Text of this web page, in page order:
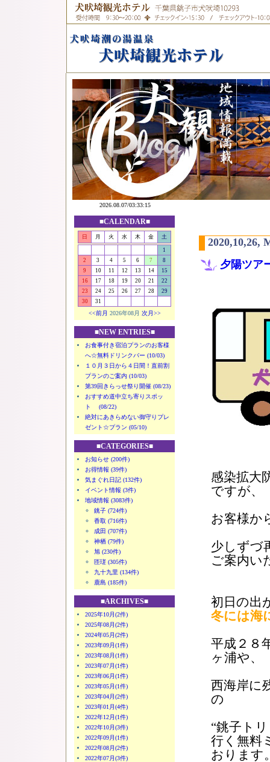
■CALENDAR■
日 月 火 水 木 金 土
1
2
3 4 5 6 7
8
9
10 11 12 13 14
15
16
17 18 19 20 21
22
23
24 25 26 27 28
29
30
31
<<前月 2026年08月 次月>>
■NEW ENTRIES■
お食事付き宿泊プランのお客様
へ☆無料ドリンクバー (10/03)
１０月３日から４日間！直前割
プランのご案内 (10/03)
第39回きらっせ祭り開催 (08/23)
おすすめ道中立ち寄りスポッ
ト (08/22)
絶対にあきらめない御守りプレ
ゼント☆プラン (05/10)
■CATEGORIES■
お知らせ (200件)
お得情報 (39件)
気まぐれ日記 (132件)
イベント情報 (3件)
地域情報 (3083件)
銚子 (724件)
香取 (716件)
成田 (707件)
神栖 (79件)
旭 (230件)
匝瑳 (305件)
九十九里 (134件)
鹿島 (185件)
■ARCHIVES■
2025年10月(2件)
2025年08月(2件)
2024年05月(2件)
2023年09月(1件)
2023年08月(1件)
2023年07月(1件)
2023年06月(1件)
2023年05月(1件)
2023年04月(2件)
2023年01月(4件)
2022年12月(1件)
2022年10月(3件)
2022年09月(1件)
2022年08月(2件)
2022年07月(3件)
2020,10,26,
夕陽ツア
感染拡大
ですが、
お客様か
少しずづ
ご案内い
初日の出
冬には海
平成２８
ヶ浦や、
西海岸に
の
“銚子ト
行く無料
おります